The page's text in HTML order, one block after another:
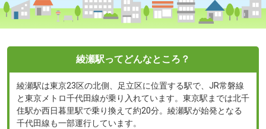
綾瀬駅ってどんなところ？
綾瀬駅は東京23区の北側、足立区に位置する駅で、JR常磐線
と東京メトロ千代田線が乗り入れています。東京駅までは北千
住駅か西日暮里駅で乗り換えて約20分。綾瀬駅が始発となる
千代田線も一部運行しています。